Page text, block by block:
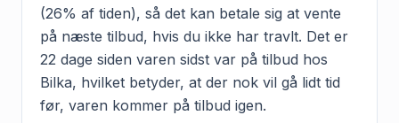
(26% af tiden), så det kan betale sig at vente
på næste tilbud, hvis du ikke har travlt. Det er
22 dage siden varen sidst var på tilbud hos
Bilka, hvilket betyder, at der nok vil gå lidt tid
før, varen kommer på tilbud igen.